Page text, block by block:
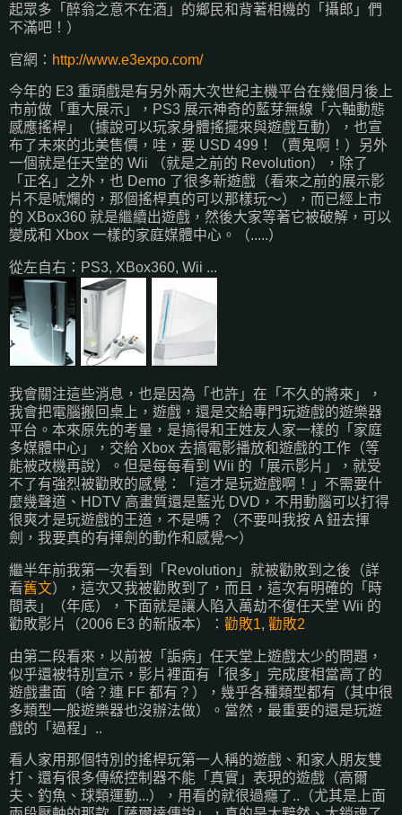
起眾多「醉翁之意不在酒」的鄉民和背著相機的「攝郎」們
不滿吧！）
官網： http://www.e3expo.com/
今年的 E3 重頭戲是有另外兩大次世紀主機平台在幾個月後上
市前做「重大展示」，PS3 展示神奇的藍芽無線「六軸動態
感應搖桿」（據說可以玩家身體搖擺來與遊戲互動），也宣
布了未來的北美售價，哇，要 USD 499！（賣鬼啊！）另外
一個就是任天堂的 Wii （就是之前的 Revolution），除了
「正名」之外，也 Demo 了很多新遊戲（看來之前的展示影
片不是唬爛的，那個搖桿真的可以那樣玩～），而已經上市
的 XBox360 就是繼續出遊戲，然後大家等著它被破解，可以
變成和 Xbox 一樣的家庭媒體中心。（.....）
從左自右：PS3, XBox360, Wii ...
我會關注這些消息，也是因為「也許」在「不久的將來」，
我會把電腦搬回桌上，遊戲，還是交給專門玩遊戲的遊樂器
平台。本來原先的考量，是搞得和王姓友人家一樣的「家庭
多媒體中心」，交給 Xbox 去搞電影播放和遊戲的工作（等
能被改機再說）。但是每每看到 Wii 的「展示影片」，就受
不了有強烈被勸敗的感覺：「這才是玩遊戲啊！」不需要什
麼幾聲道、HDTV 高畫質還是藍光 DVD，不用動腦可以打得
很爽才是玩遊戲的王道，不是嗎？（不要叫我按 A 鈕去揮
劍，我要真的有揮劍的動作和感覺～）
繼半年前我第一次看到「Revolution」就被勸敗到之後（詳
看舊文），這次又我被勸敗到了，而且，這次有明確的「時
間表」（年底），下面就是讓人陷入萬劫不復任天堂 Wii 的
勸敗影片（2006 E3 的新版本）： 勸敗1, 勸敗2
由第二段看來，以前被「詬病」任天堂上遊戲太少的問題，
似乎還被特別宣示，影片裡面有「很多」完成度相當高了的
遊戲畫面（啥？連 FF 都有？），幾乎各種類型都有（其中很
多類型一般遊樂器也沒辦法做）。當然，最重要的還是玩遊
戲的「過程」..
看人家用那個特別的搖桿玩第一人稱的遊戲、和家人朋友雙
打、還有很多傳統控制器不能「真實」表現的遊戲（高爾
夫、釣魚、球類運動...），用看的就很過癮了..（尤其是上面